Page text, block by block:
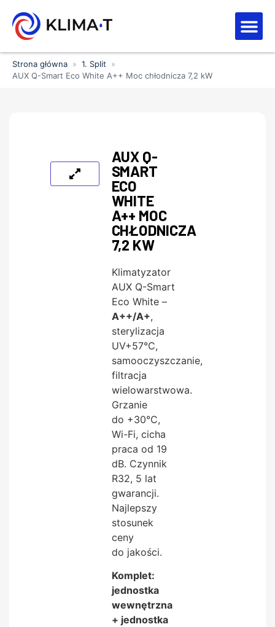
Strona główna » 1. Split
»
AUX Q-Smart Eco White A++ Moc chłodnicza 7,2 kW
AUX Q-
SMART
ECO
WHITE
A++ MOC
CHŁODNICZA
7,2 KW
Klimatyzator
AUX Q-Smart
Eco White –
A++/A+,
sterylizacja
UV+57°C,
samooczyszczanie,
filtracja
wielowarstwowa.
Grzanie
do +30°C,
Wi-Fi, cicha
praca od 19
dB. Czynnik
R32, 5 lat
gwarancji.
Najlepszy
stosunek
ceny
do jakości.
Komplet:
jednostka
wewnętrzna
+ jednostka